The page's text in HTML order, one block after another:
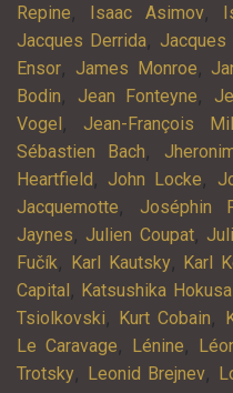
Repine, Isaac Asimov,
Jacques Derrida, Jacques
Ensor, James Monroe,
Bodin, Jean Fonteyne,
Vogel , Jean-François
Sébastien Bach,
Heartfield , John Locke,
Jacquemotte, Joséphin
Jaynes, Julien Coupat,
Fučík, Karl Kautsky, Karl
Capital , Katsushika
Tsiolkovski, Kurt Cobain,
Le Caravage, Lénine,
Trotsky, Leonid Brejnev,